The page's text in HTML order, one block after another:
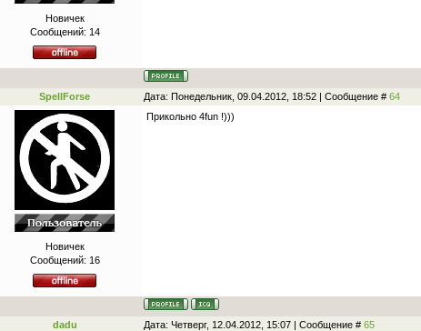
Новичек
Сообщений: 14
SpellForse Дата: Понедельник, 09.04.2012, 18:52 | Сообщение # 64
Новичек
Сообщений: 16
Прикольно 4fun !)))
dadu Дата: Четверг, 12.04.2012, 15:07 | Сообщение # 65